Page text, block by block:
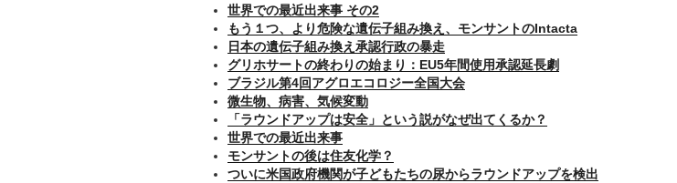
世界での最近出来事 その2
もう１つ、より危険な遺伝子組み換え、モンサントのIntacta
日本の遺伝子組み換え承認行政の暴走
グリホサートの終わりの始まり：EU5年間使用承認延長劇
ブラジル第4回アグロエコロジー全国大会
微生物、病害、気候変動
「ラウンドアップは安全」という説がなぜ出てくるか？
世界での最近出来事
モンサントの後は住友化学？
ついに米国政府機関が子どもたちの尿からラウンドアップを検出